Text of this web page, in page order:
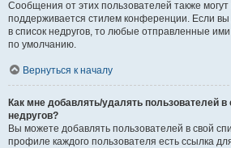
Сообщения от этих пользователей также
поддерживается стилем конференции. Если
в список недругов, то любые отправленные
по умолчанию.
Вернуться к началу
Как мне добавлять/удалять пользователей
недругов?
Вы можете добавлять пользователей в свой
профиле каждого пользователя есть ссылка